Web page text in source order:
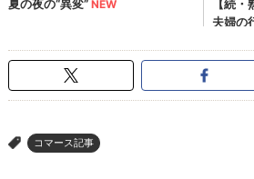
> コマース記事